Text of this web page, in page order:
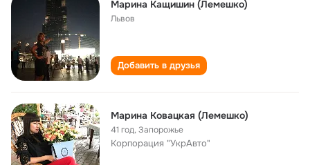
Марина Кащишин (Лемешко)
Львов
Добавить в друзья
Марина Ковацкая (Лемешко)
41 год,Запорожье
Корпорация "УкрАвто"